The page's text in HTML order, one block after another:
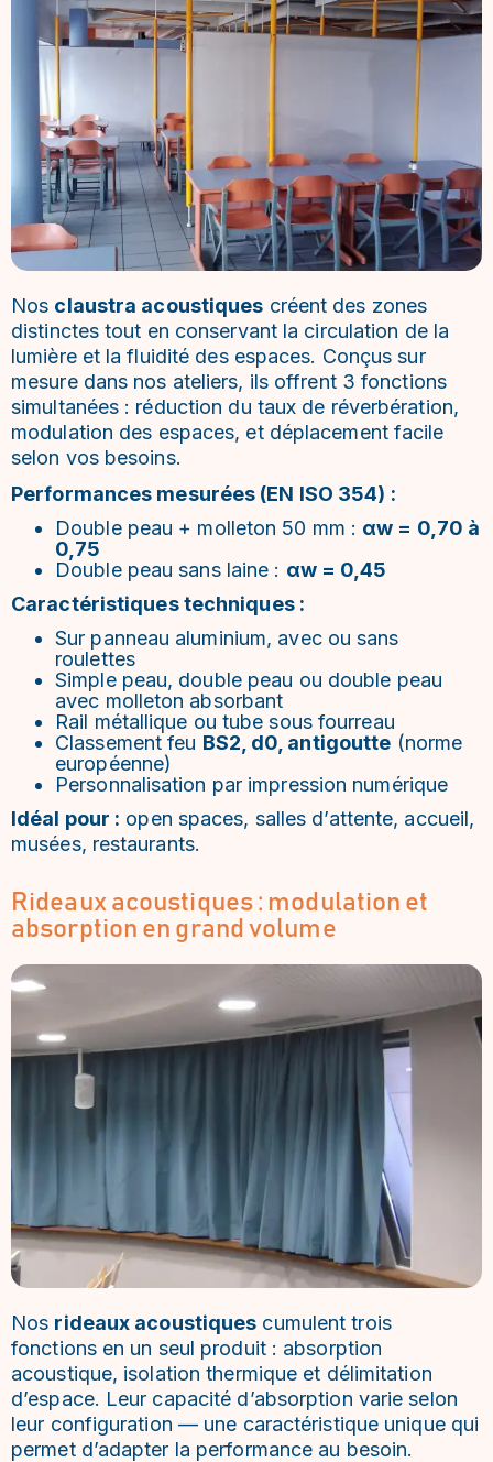
Nos claustra acoustiques créent des zones
distinctes tout en conservant la circulation de la
lumière et la fluidité des espaces. Conçus sur
mesure dans nos ateliers, ils offrent 3 fonctions
simultanées : réduction du taux de réverbération,
modulation des espaces, et déplacement facile
selon vos besoins.
Performances mesurées (EN ISO 354) :
Double peau + molleton 50 mm : αw = 0,70 à
0,75
Double peau sans laine : αw = 0,45
Caractéristiques techniques :
Sur panneau aluminium, avec ou sans
roulettes
Simple peau, double peau ou double peau
avec molleton absorbant
Rail métallique ou tube sous fourreau
Classement feu BS2, d0, antigoutte (norme
européenne)
Personnalisation par impression numérique
Idéal pour : open spaces, salles d’attente, accueil,
musées, restaurants.
Rideaux acoustiques : modulation et
absorption en grand volume
Nos rideaux acoustiques cumulent trois
fonctions en un seul produit : absorption
acoustique, isolation thermique et délimitation
d’espace. Leur capacité d’absorption varie selon
leur configuration — une caractéristique unique qui
permet d’adapter la performance au besoin.